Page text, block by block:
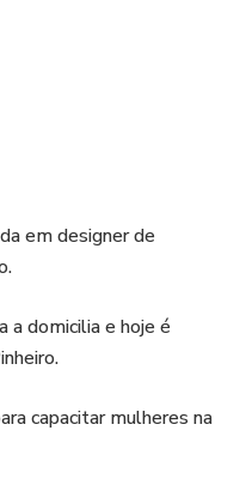
em designer de
a domicilia e hoje é
capacitar mulheres na